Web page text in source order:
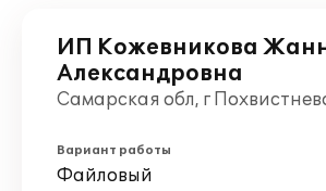
ИП Кожевникова
Александровна
Самарская обл, г
Вариант работы
Файловый